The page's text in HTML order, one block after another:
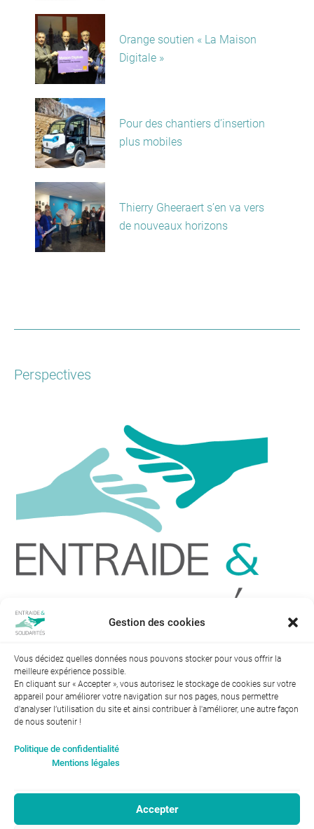
Gestion des cookies
Vous décidez quelles données nous pouvons stocker pour vous offrir la
meilleure expérience possible.
En cliquant sur « Accepter », vous autorisez le stockage de cookies sur votre
appareil pour améliorer votre navigation sur nos pages, nous permettre
d'analyser l’utilisation du site et ainsi contribuer à l'améliorer, une autre façon
de nous soutenir !
Politique de confidentialité
Mentions légales
Accepter
Orange soutien « La Maison
Digitale »
Pour des chantiers d’insertion
plus mobiles
Thierry Gheeraert s’en va vers
de nouveaux horizons
Perspectives
femmes : 94